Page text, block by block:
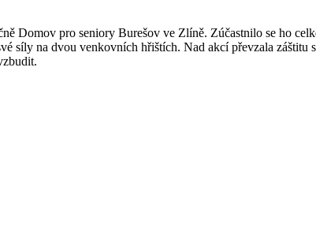
Domov pro seniory Burešov ve Zlíně. Zúčastnilo se ho
síly na dvou venkovních hřištích. Nad akcí převzala